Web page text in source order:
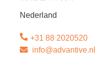
Nederland
+31 88 2020520
info@advantive.nl